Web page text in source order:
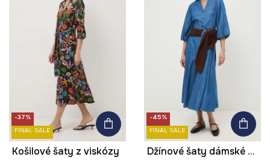
-37%
FINAL SALE
Košilové šaty z viskózy
-45%
FINAL SALE
Džínové šaty dámské maxi, s páskem, hladký povrch